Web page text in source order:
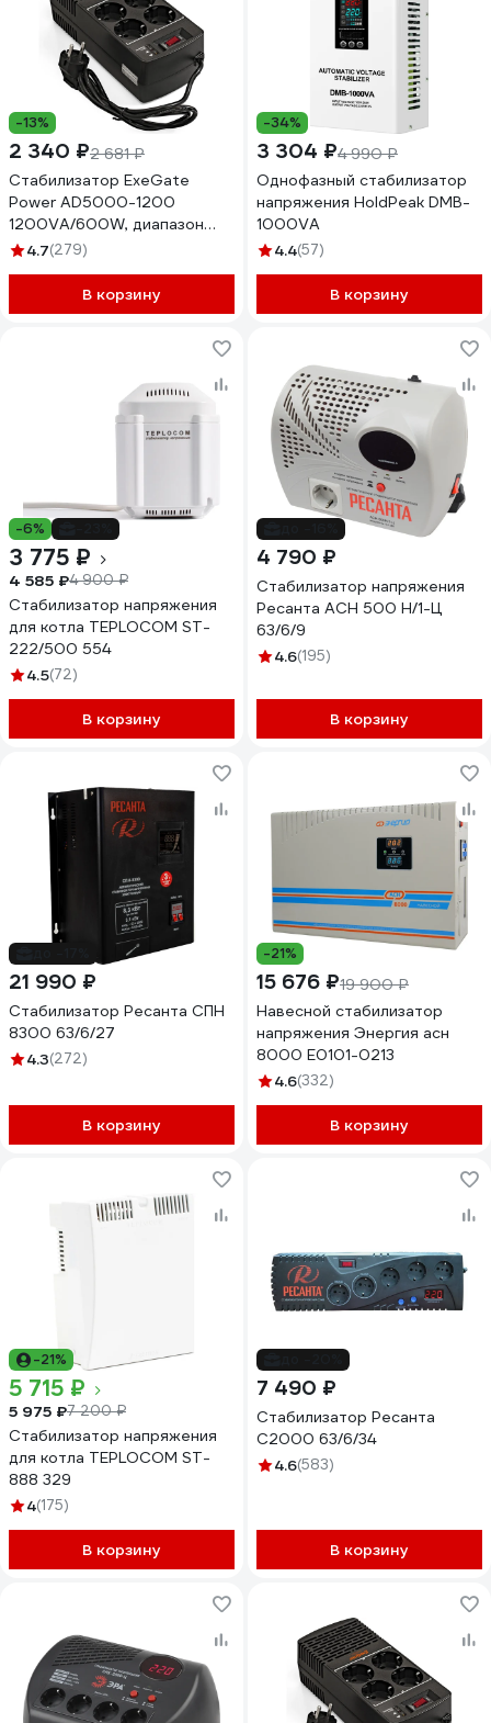
-13%
2 340 ₽2 681 ₽
Стабилизатор ExeGate
Power AD5000-1200
1200VA/600W, диапазон
150-280В, 4 евророзетки
4.7(279)
В корзину
-34%
3 304 ₽4 990 ₽
Однофазный стабилизатор
напряжения HoldPeak DMB-
1000VA
4.4(57)
В корзину
-6%
3 775 ₽
4 585 ₽4 900 ₽
Стабилизатор напряжения
для котла TEPLOCOM ST-
222/500 554
4.5(72)
В корзину
4 790 ₽
Стабилизатор напряжения
Ресанта АСН 500 Н/1-Ц
63/6/9
4.6(195)
В корзину
21 990 ₽
Стабилизатор Ресанта СПН
8300 63/6/27
4.3(272)
В корзину
-21%
15 676 ₽19 900 ₽
Навесной стабилизатор
напряжения Энергия асн
8000 Е0101-0213
4.6(332)
В корзину
-21%
5 715 ₽
5 975 ₽7 200 ₽
Стабилизатор напряжения
для котла TEPLOCOM ST-
888 329
4(175)
В корзину
7 490 ₽
Стабилизатор Ресанта
С2000 63/6/34
4.6(583)
В корзину